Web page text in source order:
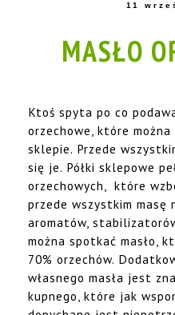
11
MASŁO
Ktoś spyta po co
orzechowe, które
sklepie. Przede
się je. Półki sklepowe
orzechowych, które
przede wszystkim
aromatów,
można spotkać masło,
70% orzechów.
własnego masła jest
kupnego, które jak